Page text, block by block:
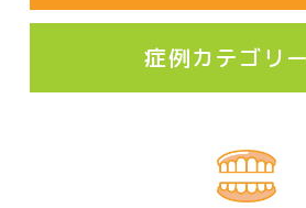
症例カテゴリー